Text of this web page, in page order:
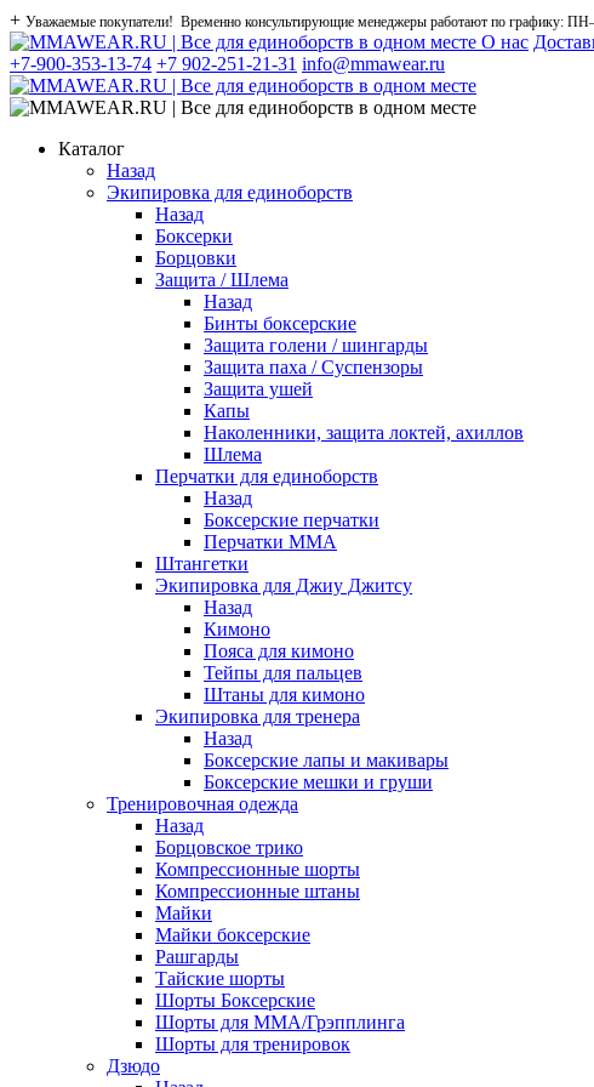
+ Уважаемые покупатели! Временно консультирующие менеджеры работают по графику:
О нас
+7-900-353-13-74 +7 902-251-21-31 info@mmawear.ru
Каталог
Назад
Экипировка для единоборств
Назад
Боксерки
Борцовки
Защита / Шлема
Назад
Бинты боксерские
Защита голени / шингарды
Защита паха / Суспензоры
Защита ушей
Капы
Наколенники, защита локтей, ахиллов
Шлема
Перчатки для единоборств
Назад
Боксерские перчатки
Перчатки ММА
Штангетки
Экипировка для Джиу Джитсу
Назад
Кимоно
Пояса для кимоно
Тейпы для пальцев
Штаны для кимоно
Экипировка для тренера
Назад
Боксерские лапы и макивары
Боксерские мешки и груши
Тренировочная одежда
Назад
Борцовское трико
Компрессионные шорты
Компрессионные штаны
Майки
Майки боксерские
Рашгарды
Тайские шорты
Шорты Боксерские
Шорты для ММА/Грэпплинга
Шорты для тренировок
Дзюдо